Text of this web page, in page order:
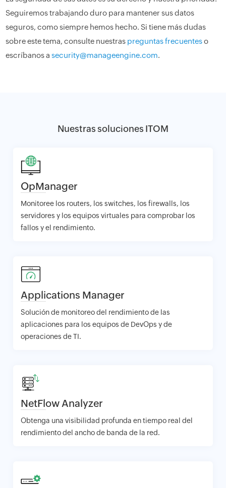
Seguiremos trabajando duro para mantener sus datos
seguros, como siempre hemos hecho. Si tiene más dudas
sobre este tema, consulte nuestras preguntas frecuenteso
escríbanos asecurity@manageengine.com.
Nuestras soluciones ITOM
OpManager
Monitoree los routers, los switches, los firewalls, los
servidores y los equipos virtuales para comprobar los
fallos y el rendimiento.
Applications Manager
Solución de monitoreo del rendimiento de las
aplicaciones para los equipos de DevOps y de
operaciones de TI.
NetFlow Analyzer
Obtenga una visibilidad profunda en tiempo real del
rendimiento del ancho de banda de la red.